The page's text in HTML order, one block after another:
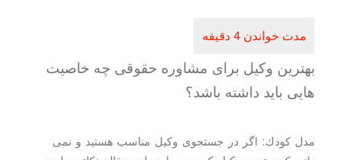
بهترین وكیل برای مشاوره حقوقی چه خاصیت
هایی باید داشته باشد؟
مدل كودك: اگر در جستجوی وكیل مناسب هستید و نمی